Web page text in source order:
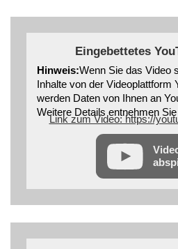
Eingebettetes
Hinweis:Wenn Sie das Video
Inhalte von der Videoplattform
werden Daten von Ihnen an
Weitere Details entnehmen
Datenschutzerklärung
Link zum Video: https://